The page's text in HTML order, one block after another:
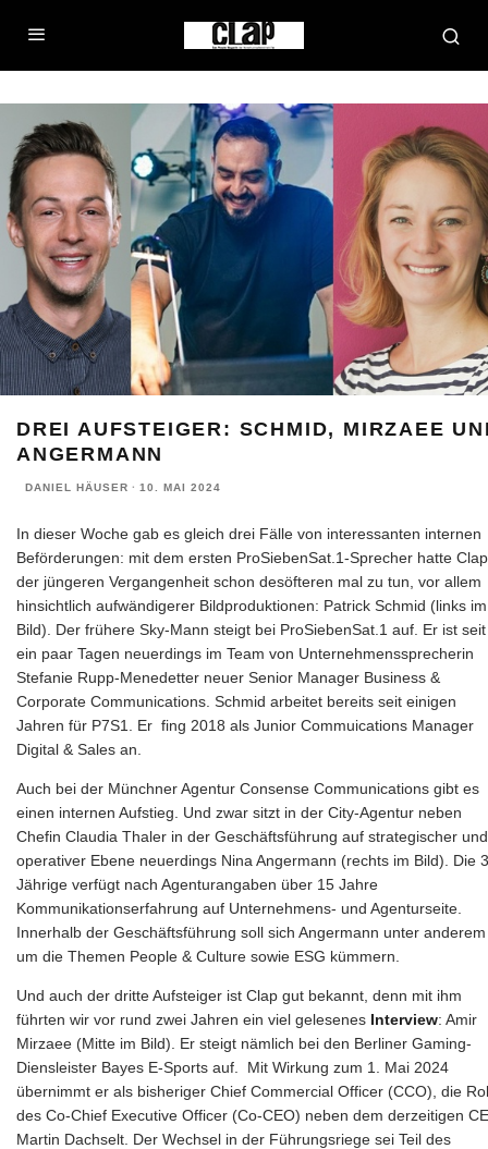
DREI AUFSTEIGER: SCHMID, MIRZAEE
ANGERMANN
DANIEL HÄUSER · 10. MAI 2024
In dieser Woche gab es gleich drei Fälle von interessanten internen
Beförderungen: mit dem ersten ProSiebenSat.1-Sprecher hatte
der jüngeren Vergangenheit schon desöfteren mal zu tun, vor allem
hinsichtlich aufwändigerer Bildproduktionen: Patrick Schmid (links im
Bild). Der frühere Sky-Mann steigt bei ProSiebenSat.1 auf. Er ist seit
ein paar Tagen neuerdings im Team von Unternehmenssprecherin
Stefanie Rupp-Menedetter neuer Senior Manager Business &
Corporate Communications. Schmid arbeitet bereits seit einigen
Jahren für P7S1. Er fing 2018 als Junior Commuications Manager
Digital & Sales an.
Auch bei der Münchner Agentur Consense Communications gibt es
einen internen Aufstieg. Und zwar sitzt in der City-Agentur neben
Chefin Claudia Thaler in der Geschäftsführung auf strategischer und
operativer Ebene neuerdings Nina Angermann (rechts im Bild). Die
Jährige verfügt nach Agenturangaben über 15 Jahre
Kommunikationserfahrung auf Unternehmens- und Agenturseite.
Innerhalb der Geschäftsführung soll sich Angermann unter anderem
um die Themen People & Culture sowie ESG kümmern.
Und auch der dritte Aufsteiger ist Clap gut bekannt, denn mit ihm
führten wir vor rund zwei Jahren ein viel gelesenes Interview: Amir
Mirzaee (Mitte im Bild). Er steigt nämlich bei den Berliner Gaming-
Diensleister Bayes E-Sports auf. Mit Wirkung zum 1. Mai 2024
übernimmt er als bisheriger Chief Commercial Officer (CCO), die
des Co-Chief Executive Officer (Co-CEO) neben dem derzeitigen
Martin Dachselt. Der Wechsel in der Führungsriege sei Teil des